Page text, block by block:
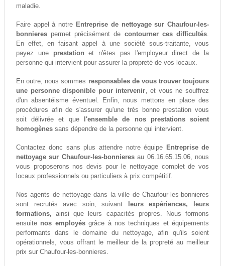
maladie.
Faire appel à notre Entreprise de nettoyage sur Chaufour-les-
bonnierespermet précisément de contourner ces difficultés.
En effet, en faisant appel à une société sous-traitante, vous
payez une prestation et n'êtes pas l'employeur direct de la
personne qui intervient pour assurer la propreté de vos locaux.
En outre, nous sommes responsables de vous trouver toujours
une personne disponible pour intervenir, et vous ne souffrez
d'un absentéisme éventuel. Enfin, nous mettons en place des
procédures afin de s'assurer qu'une très bonne prestation vous
soit délivrée et que
l'ensemble de nos prestations soient
homogènessans dépendre de la personne qui intervient.
Contactez donc sans plus attendre notre équipe Entreprise de
nettoyage sur Chaufour-les-bonnieresau 06.16.65.15.06, nous
vous proposerons nos devis pour le nettoyage complet de vos
locaux professionnels ou particuliers à prix compétitif.
Nos agents de nettoyage dans la ville de Chaufour-les-bonnieres
sont recrutés avec soin, suivant
leurs expériences, leurs
formations, ainsi que leurs capacités propres. Nous formons
ensuite nos employésgrâce à nos techniques et équipements
performants dans le domaine du nettoyage, afin qu'ils soient
opérationnels, vous offrant le meilleur de la propreté au meilleur
prix sur Chaufour-les-bonnieres.